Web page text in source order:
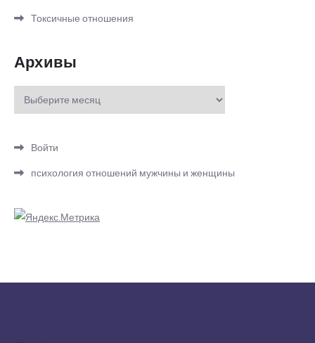
Токсичные отношения
Архивы
Архивы
Войти
психология отношений мужчины и женщины